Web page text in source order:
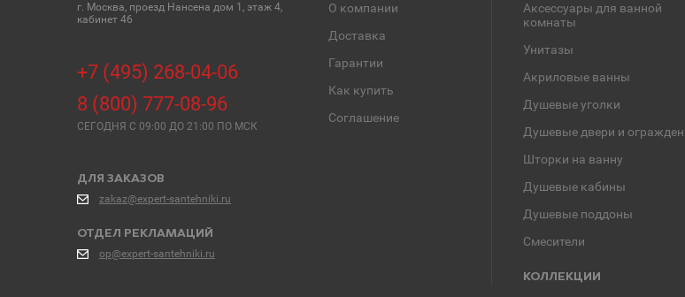
г. Москва, проезд Нансена дом 1, этаж 4,
кабинет 46
+7 (495) 268-04-06
8 (800) 777-08-96
СЕГОДНЯ C 09:00 ДО 21:00 ПО МСК
ДЛЯ ЗАКАЗОВ
zakaz@expert-santehniki.ru
ОТДЕЛ РЕКЛАМАЦИЙ
op@expert-santehniki.ru
О компании
Доставка
Гарантии
Как купить
Соглашение
Аксессуары для ванной
комнаты
Унитазы
Акриловые ванны
Душевые уголки
Душевые двери и
Шторки на ванну
Душевые кабины
Душевые поддоны
Смесители
КОЛЛЕКЦИИ